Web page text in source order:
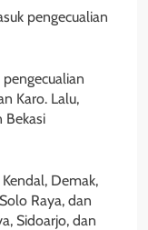
pengecualian
Karo. Lalu,
Bekasi
Demak,
Raya, dan
Sidoarjo, dan